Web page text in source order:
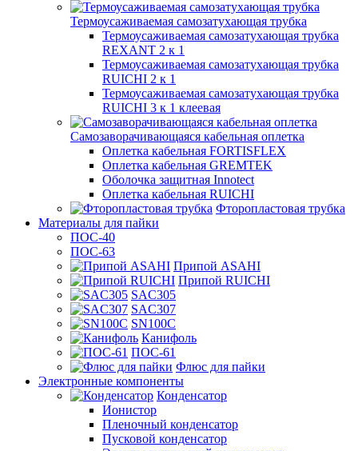
Термоусаживаемая самозатухающая трубка
Термоусаживаемая самозатухающая трубка
REXANT 2 к 1
Термоусаживаемая самозатухающая трубка
RUICHI 2 к 1
Термоусаживаемая самозатухающая трубка
RUICHI 3 к 1 клеевая
Самозаворачивающаяся кабельная оплетка
Оплетка кабельная FORTISFLEX
Оплетка кабельная GREMTEK
Оболочка защитная Innotect
Оплетка кабельная RUICHI
Фторопластовая трубка
Материалы для пайки
ПОС-40
ПОС-63
Припой ASAHI
Припой RUICHI
SAC305
SAC307
SN100C
Канифоль
ПОС-61
Флюс для пайки
Электронные компоненты
Конденсатор
Ионистор
Пленочный конденсатор
Пусковой конденсатор